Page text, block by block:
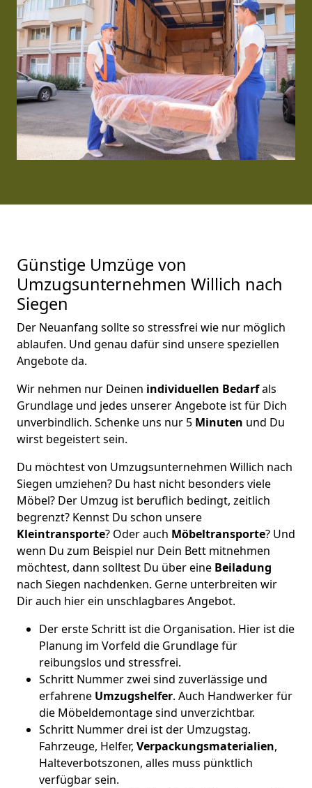
Günstige Umzüge von
Umzugsunternehmen Willich nach
Siegen
Der Neuanfang sollte so stressfrei wie nur möglich
ablaufen. Und genau dafür sind unsere speziellen
Angebote da.
Wir nehmen nur Deinen individuellen Bedarfals
Grundlage und jedes unserer Angebote ist für Dich
unverbindlich. Schenke uns nur 5 Minuten und Du
wirst begeistert sein.
Du möchtest von Umzugsunternehmen Willich nach
Siegen umziehen? Du hast nicht besonders viele
Möbel? Der Umzug ist beruflich bedingt, zeitlich
begrenzt? Kennst Du schon unsere
Kleintransporte? Oder auch Möbeltransporte? Und
wenn Du zum Beispiel nur Dein Bett mitnehmen
möchtest, dann solltest Du über eine Beiladung
nach Siegen nachdenken. Gerne unterbreiten wir
Dir auch hier ein unschlagbares Angebot.
Der erste Schritt ist die Organisation. Hier ist die
Planung im Vorfeld die Grundlage für
reibungslos und stressfrei.
Schritt Nummer zwei sind zuverlässige und
erfahrene Umzugshelfer. Auch Handwerker für
die Möbeldemontage sind unverzichtbar.
Schritt Nummer drei ist der Umzugstag.
Fahrzeuge, Helfer, Verpackungsmaterialien,
Halteverbotszonen, alles muss pünktlich
verfügbar sein.